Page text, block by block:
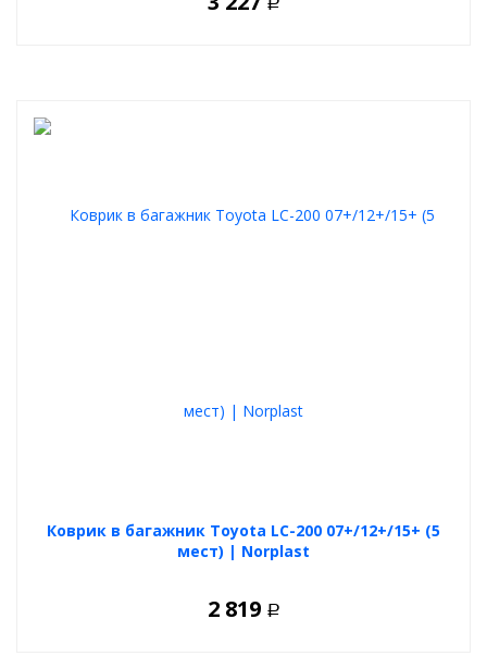
Р
Коврик в багажник Toyota LC-200 07+/12+/15+ (5
мест) | Norplast
2 819 Р